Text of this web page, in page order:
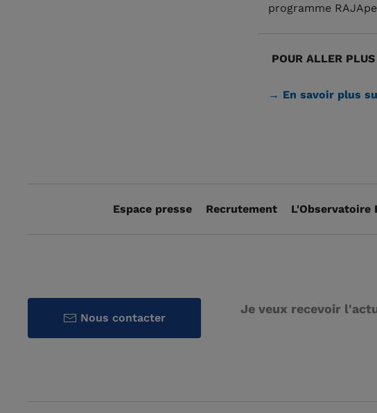
programme
POUR ALLER
→ En savoir plus
Espace presse Recrutement L'Observatoire
Nous contacter
Je veux recevoir